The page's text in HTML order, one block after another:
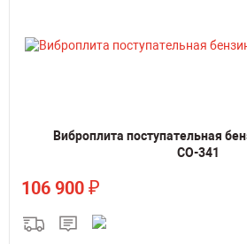
Виброплита поступательная
СО-341
106 900 ₽